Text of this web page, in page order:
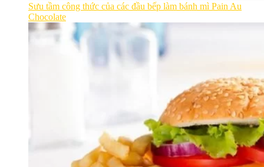
Sưu tầm công thức của các đầu bếp làm bánh mì Pain Au
Chocolate